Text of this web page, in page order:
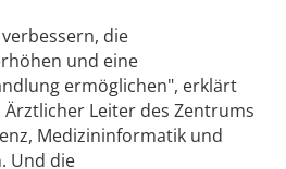
die
und eine
ermöglichen", erklärt
Leiter des Zentrums
Medizininformatik und
Und die